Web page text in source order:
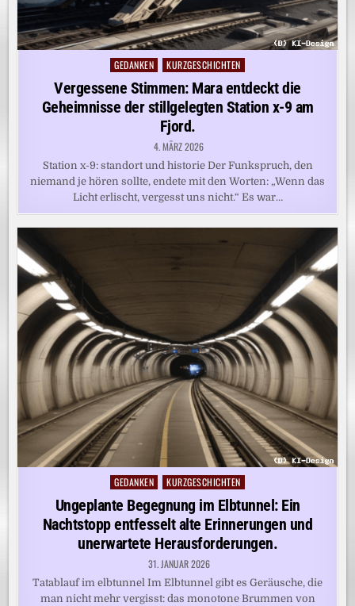
Posted
GEDANKEN KURZGESCHICHTEN
Vergessene Stimmen: Mara entdeckt die
Geheimnisse der stillgelegten Station x-9 am
Fjord.
4. MÄRZ 2026
Station x-9: standort und historie Der Funkspruch, den
niemand je hören sollte, endete mit den Worten: „Wenn das
Licht erlischt, vergesst uns nicht.“ Es war…
Posted
in
GEDANKEN KURZGESCHICHTEN
Ungeplante Begegnung im Elbtunnel: Ein
Nachtstopp entfesselt alte Erinnerungen und
unerwartete Herausforderungen.
31. JANUAR 2026
Tatablauf im elbtunnel Im Elbtunnel gibt es Geräusche, die
man nicht mehr vergisst: das monotone Brummen von